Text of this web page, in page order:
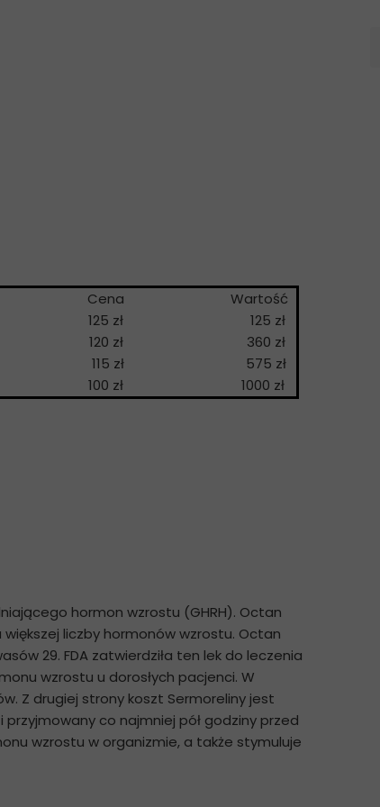
Cena
Wartość
125 zł
120 zł
115 zł
100 zł
125 zł
360 zł
575 zł
1000 zł
hormon wzrostu (GHRH). Octan
liczby hormonów wzrostu. Octan
29. FDA zatwierdziła ten lek do leczenia
wzrostu u dorosłych pacjenci. W
Z drugiej strony koszt Sermoreliny jest
co najmniej pół godziny przed
wzrostu w organizmie, a także stymuluje